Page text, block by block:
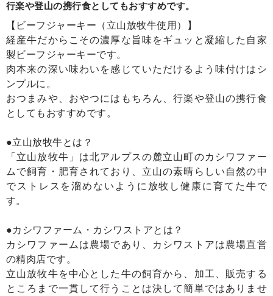
行楽や登山の携行食としてもおすすめです。
【ビーフジャーキー（立山放牧牛使用）】
経産牛だからこその濃厚な旨味をギュッと凝縮した自家
製ビーフジャーキーです。
肉本来の深い味わいを感じていただけるよう味付けはシ
ンプルに。
おつまみや、おやつにはもちろん、行楽や登山の携行食
としてもおすすめです。
●立山放牧牛とは？
「立山放牧牛」は北アルプスの麓立山町のカシワファー
ムで飼育・肥育されており、立山の素晴らしい自然の中
でストレスを溜めないように放牧し健康に育てた牛で
す。
●カシワファーム・カシワストアとは？
カシワファームは農場であり、カシワストアは農場直営
の精肉店です。
立山放牧牛を中心とした牛の飼育から、加工、販売する
ところまで一貫して行うことは決して簡単ではありませ